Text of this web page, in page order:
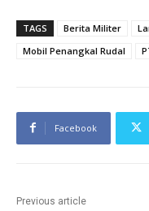
TAGS Berita Militer
Mobil Penangkal Rudal
Facebook
Previous article